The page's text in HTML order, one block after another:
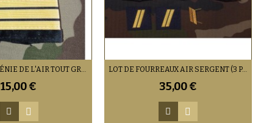
15,00 €
LOT DE FOURREAUX AIR SERGENT (3 PAIRES) 1 GALON DE POITRINE ET 1 GRADE CALOT
35,00 €